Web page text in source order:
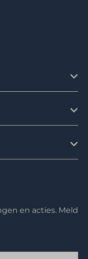
en acties. Meld